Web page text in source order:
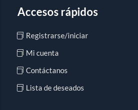
Accesos rápidos
Registrarse/iniciar
Mi cuenta
Contáctanos
Lista de deseados